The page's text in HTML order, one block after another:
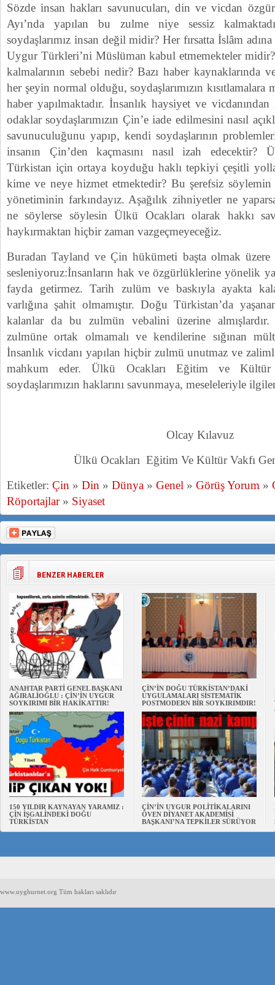
Sözde insan hakları savunucuları, din ve vicdan
Ayı’nda yapılan bu zulme niye sessiz
soydaşlarımız insan değil midir? Her fırsatta İslâm
Uygur Türkleri’ni Müslüman kabul etmemekteler midir?
kalmalarının sebebi nedir? Bazı haber kaynaklarında
her şeyin normal olduğu, soydaşlarımızın kısıtlamalara
haber yapılmaktadır. İnsanlık haysiyet ve
odaklar soydaşlarımızın Çin’e iade edilmesini nasıl
savunuculuğunu yapıp, kendi soydaşlarının
insanın Çin’den kaçmasını nasıl izah edecektir?
Türkistan için ortaya koyduğu haklı tepkiyi çeşitli
kime ve neye hizmet etmektedir? Bu şerefsiz söylemin
yönetiminin farkındayız. Aşağılık zihniyetler ne
ne söylerse söylesin Ülkü Ocakları olarak hakkı
haykırmaktan hiçbir zaman vazgeçmeyeceğiz.
Buradan Tayland ve Çin hükümeti başta olmak üzere
sesleniyoruz:İnsanların hak ve özgürlüklerine yönelik
fayda getirmez. Tarih zulüm ve baskıyla ayakta
varlığına şahit olmamıştır. Doğu Türkistan’da
kalanlar da bu zulmün vebalini üzerine
zulmüne ortak olmamalı ve kendilerine sığınan
İnsanlık vicdanı yapılan hiçbir zulmü unutmaz ve
mahkum eder. Ülkü Ocakları Eğitim ve Kültür
soydaşlarımızın haklarını savunmaya, meseleleriyle
Olcay Kılavuz
Ülkü Ocakları Eğitim Ve Kültür Vakfı
Etiketler: Çin » Din » Dünya » Genel » Görüş Yorum »
Röportajlar» Siyaset
BENZER HABERLER
ANAHTAR PARTİ GENEL BAŞKANI
AĞIRALİOĞLU : ÇİN’İN UYGUR
SOYKIRIMI BİR HAKİKATTIR!
ÇİN’İN DOĞU TÜRKİSTAN’DAKİ
UYGULAMALARI SİSTEMATİK
POSTMODERN BİR SOYKIRIMDIR!
150 YILDIR KAYNAYAN YARAMIZ :
ÇİN İŞGALİNDEKİ DOĞU
TÜRKİSTAN
ÇİN’İN UYGUR POLİTİKALARINI
ÖVEN DİYANET AKADEMİSİ
BAŞKANI’NA TEPKİLER SÜRÜYOR
www.uyghurnet.org Tüm hakları saklıdır